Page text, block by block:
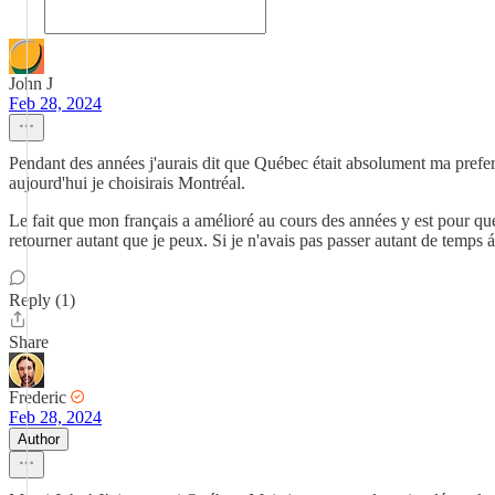
John J
Feb 28, 2024
Pendant des années j'aurais dit que Québec était absolument ma
aujourd'hui je choisirais Montréal.
Le fait que mon français a amélioré au cours des années y est pour
retourner autant que je peux. Si je n'avais pas passer autant de
Reply (1)
Share
Frederic
Feb 28, 2024
Author